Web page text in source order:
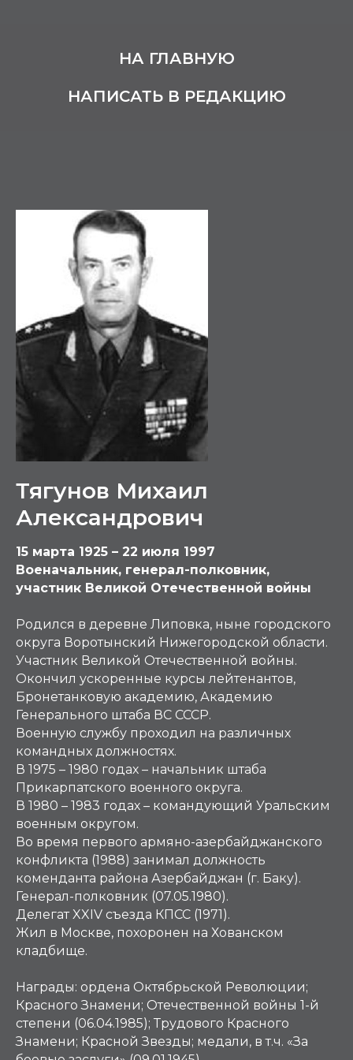
НА ГЛАВНУЮ
НАПИСАТЬ В РЕДАКЦИЮ
Тягунов Михаил
Александрович
15 марта 1925 – 22 июля 1997
Военачальник, генерал-полковник,
участник Великой Отечественной войны
Родился в деревне Липовка, ныне городского
округа Воротынский Нижегородской области.
Участник Великой Отечественной войны.
Окончил ускоренные курсы лейтенантов,
Бронетанковую академию, Академию
Генерального штаба ВС СССР.
Военную службу проходил на различных
командных должностях.
В 1975 – 1980 годах – начальник штаба
Прикарпатского военного округа.
В 1980 – 1983 годах – командующий Уральским
военным округом.
Во время первого армяно-азербайджанского
конфликта (1988) занимал должность
коменданта района Азербайджан (г. Баку).
Генерал-полковник (07.05.1980).
Делегат XXIV съезда КПСС (1971).
Жил в Москве, похоронен на Хованском
кладбище.
Награды: ордена Октябрьской Революции;
Красного Знамени; Отечественной войны 1-й
степени (06.04.1985); Трудового Красного
Знамени; Красной Звезды; медали, в т.ч. «За